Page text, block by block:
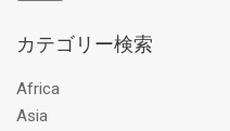
ド
ス
カテゴリー検索
Africa
Asia